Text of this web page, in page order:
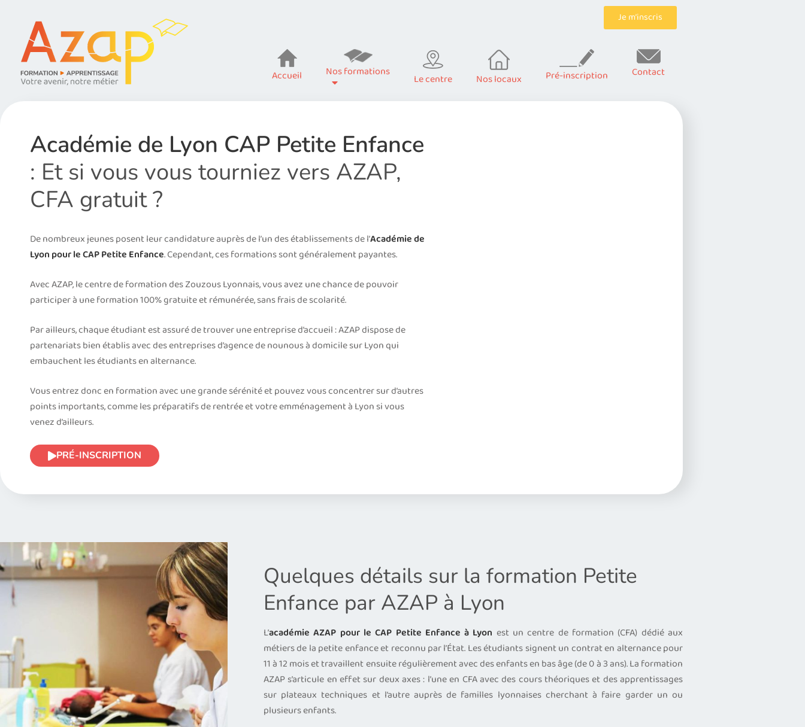
Je m’inscris
Accueil Nos formations
Le centre Nos locaux Pré-inscription Contact
Académie de Lyon CAP Petite Enfance
: Et si vous vous tourniez vers AZAP,
CFA gratuit ?
De nombreux jeunes posent leur candidature auprès de l’un des établissements de l’Académie de
Lyon pour le CAP Petite Enfance. Cependant, ces formations sont généralement payantes.
Avec AZAP, le centre de formation des Zouzous Lyonnais, vous avez une chance de pouvoir
participer à une formation 100% gratuite et rémunérée, sans frais de scolarité.
Par ailleurs, chaque étudiant est assuré de trouver une entreprise d’accueil : AZAP dispose de
partenariats bien établis avec des entreprises d’agence de nounous à domicile sur Lyon qui
embauchent les étudiants en alternance.
Vous entrez donc en formation avec une grande sérénité et pouvez vous concentrer sur d’autres
points importants, comme les préparatifs de rentrée et votre emménagement à Lyon si vous
venez d’ailleurs.
PRÉ-INSCRIPTION
Quelques détails sur la formation Petite
Enfance par AZAP à Lyon
L’académie AZAP pour le CAP Petite Enfance à Lyon est un centre de formation (CFA) dédié aux
métiers de la petite enfance et reconnu par l’État. Les étudiants signent un contrat en alternance pour
11 à 12 mois et travaillent ensuite régulièrement avec des enfants en bas âge (de 0 à 3 ans). La formation
AZAP s’articule en effet sur deux axes : l’une en CFA avec des cours théoriques et des apprentissages
sur plateaux techniques et l’autre auprès de familles lyonnaises cherchant à faire garder un ou
plusieurs enfants.